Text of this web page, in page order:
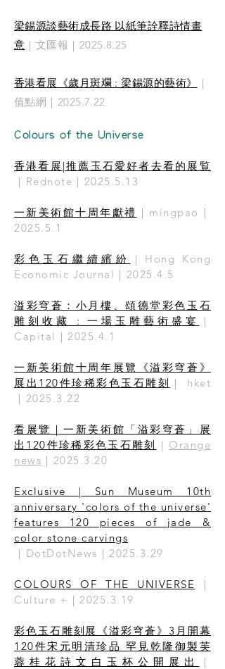
梁錫源談藝術成長路 以紙筆詮釋詩情畫
意 ｜文匯報｜2025.8.25
香港看展《歲月斑斕 : 梁錫源的藝術》
｜
值點網｜2025.7.22
Colours of the Universe
香港看展|推薦玉石愛好者去看的展覧
｜Rednote｜2025.5.13
一新美術館十周年獻禮 ｜mingpao｜
2025.5.1
彩色玉石繼續繽紛
｜Hong Kong
Economic Journal｜2025.4.5
溢彩穹蒼：小月樓、頌德堂彩色玉石
雕刻收藏 : 一場玉雕藝術盛宴
｜
Capital｜2025.4.1
一新美術館十周年展覽《溢彩穹蒼》
展出120件珍稀彩色玉石雕刻 ｜ hket
｜2025.3.22
看展覽｜一新美術館「溢彩穹蒼」展
出120件珍稀彩色玉石雕刻 ｜ Orange
news ｜2025.3.20
Exclusive | Sun Museum 10th
anniversary 'colors of the universe'
features 120 pieces of jade &
color stone carvings
｜DotDotNews｜2025.3.29
COLOURS OF THE UNIVERSE ｜
Culture +｜2025.3.19
彩色玉石雕刻展《溢彩穹蒼》3月開幕
120件宋元明清珍品 罕見乾隆御製芙
蓉桂花詩文白玉杯公開展出
｜